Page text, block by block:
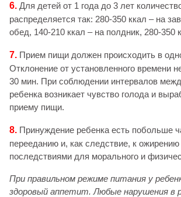
6. Для детей от 1 года до 3 лет
распределяется так: 280-350 ккал – на
обед, 140-210 ккал – на полдник, 280-350
7. Прием пищи должен происходить в
Отклонение от установленного времени
30 мин. При соблюдении интервалов
ребенка возникает чувство голода и
приему пищи.
8. Принуждение ребенка есть побольше
перееданию и, как следствие, к
последствиями для морального и
При правильном режиме питания у
здоровый аппетит. Любые нарушения в